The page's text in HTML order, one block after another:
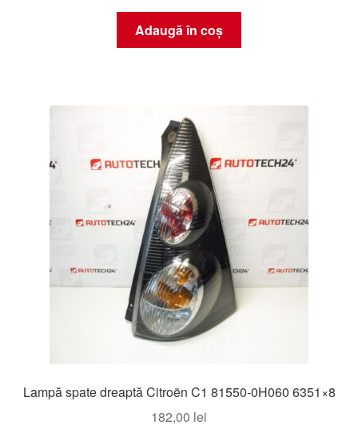
Adaugă în coș
Lampă spate dreaptă Citroën C1 81550-0H060 6351×8
182,00 lei